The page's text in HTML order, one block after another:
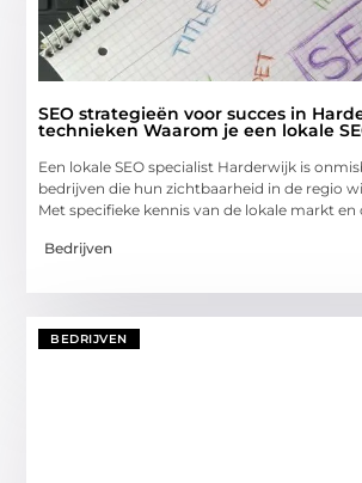
SEO strategieën voor succes in
technieken Waarom je een lokale
Een lokale SEO specialist Harderwijk is
bedrijven die hun zichtbaarheid in de regio
Met specifieke kennis van de lokale markt
Bedrijven
BEDRIJVEN